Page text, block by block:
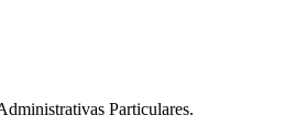
Particulares.